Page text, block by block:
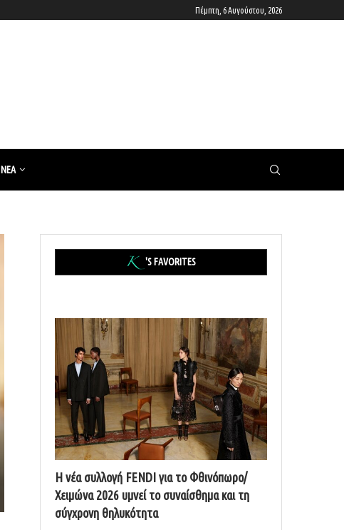
Πέμπτη, 6 Αυγούστου, 2026
ΝΈΑ
'S FAVORITES
Η νέα συλλογή FENDI για το Φθινόπωρο/
Χειμώνα 2026 υμνεί το συναίσθημα και τη
σύγχρονη θηλυκότητα